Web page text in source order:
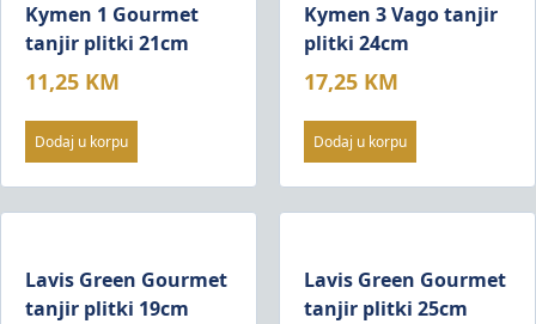
Kymen 1 Gourmet
tanjir plitki 21cm
11,25 KM
Dodaj u korpu
Kymen 3 Vago tanjir
plitki 24cm
17,25 KM
Dodaj u korpu
Lavis Green Gourmet
tanjir plitki 19cm
Lavis Green Gourmet
tanjir plitki 25cm